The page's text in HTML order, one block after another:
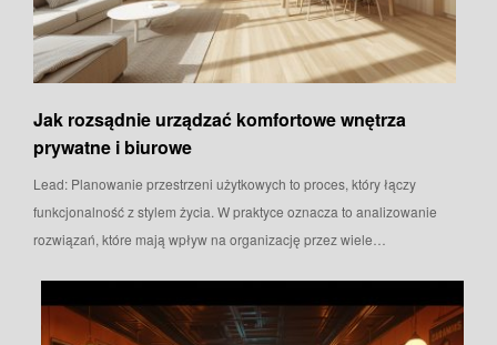
Jak rozsądnie urządzać komfortowe wnętrza
prywatne i biurowe
Lead: Planowanie przestrzeni użytkowych to proces, który łączy
funkcjonalność z stylem życia. W praktyce oznacza to analizowanie
rozwiązań, które mają wpływ na organizację przez wiele…